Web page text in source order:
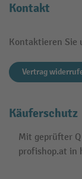
Kontakt
Kontaktieren Sie
Vertrag
Käuferschutz
Mit geprüfter
profishop.at in